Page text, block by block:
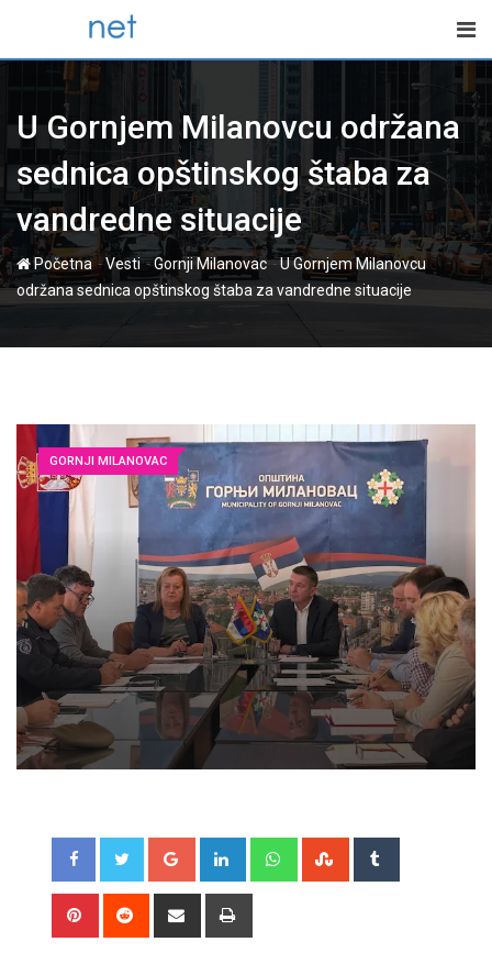
content
U Gornjem Milanovcu održana
sednica opštinskog štaba za
vandredne situacije
Početna-Vesti-Gornji Milanovac-U Gornjem Milanovcu
održana sednica opštinskog štaba za vandredne situacije
GORNJI MILANOVAC
Google+ LinkedIn WhatsappStumbleUpon
Pinterest Reddit
Share